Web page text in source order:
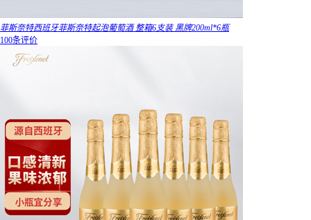
菲斯奈特西班牙菲斯奈特起泡葡萄酒 整箱6支装 黑牌200ml*6瓶
100条评价